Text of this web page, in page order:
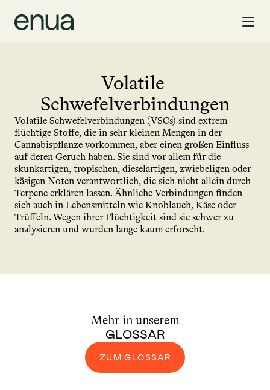
Volatile
Schwefelverbindungen
Volatile Schwefelverbindungen (VSCs) sind extrem
flüchtige Stoffe, die in sehr kleinen Mengen in der
Cannabispflanze vorkommen, aber einen großen Einfluss
auf deren Geruch haben. Sie sind vor allem für die
skunkartigen, tropischen, dieselartigen, zwiebeligen oder
käsigen Noten verantwortlich, die sich nicht allein durch
Terpene erklären lassen. Ähnliche Verbindungen finden
sich auch in Lebensmitteln wie Knoblauch, Käse oder
Trüffeln. Wegen ihrer Flüchtigkeit sind sie schwer zu
analysieren und wurden lange kaum erforscht.
Mehr in unserem
GLOSSAR
ZUM GLOSSAR